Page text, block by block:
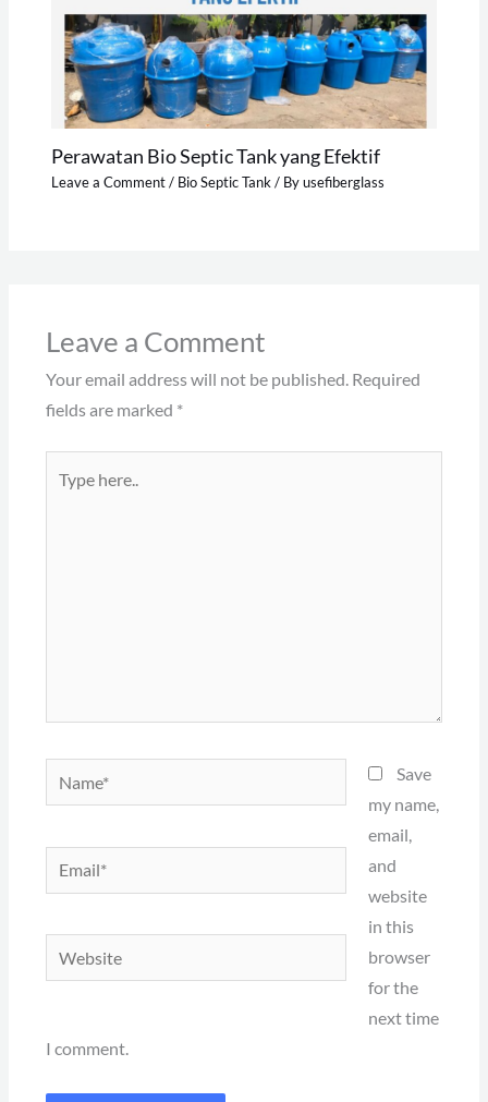
Perawatan Bio Septic Tank yang Efektif
Leave a Comment/ Bio Septic Tank/ Byusefiberglass
Leave a Comment
Your email address will not be published. Required
fields are marked *
here..
Name*
Email*
Website
Save
my name,
email,
and
website
in this
browser
for the
next time
I comment.